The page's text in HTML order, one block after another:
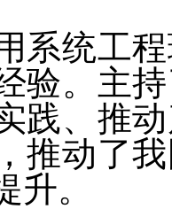
系统工
验。主
践、推
推动了
升。